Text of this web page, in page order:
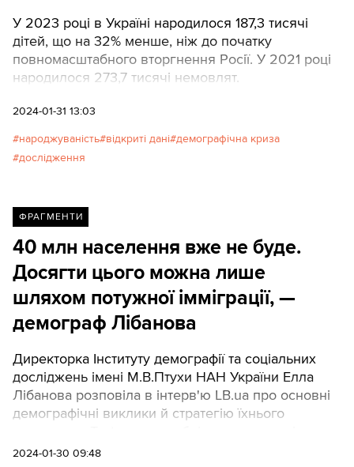
У 2023 році в Україні народилося 187,3 тисячі
дітей, що на 32% менше, ніж до початку
повномасштабного вторгнення Росії. У 2021 році
народилося 273,7 тисячі немовлят.
2024-01-31 13:03
народжуваність відкриті дані демографічна криза
дослідження
ФРАГМЕНТИ
40 млн населення вже не буде.
Досягти цього можна лише
шляхом потужної імміграції, —
демограф Лібанова
Директорка Інституту демографії та соціальних
досліджень імені М.В.Птухи НАН України Елла
Лібанова розповіла в інтерв'ю LB.ua про основні
демографічні виклики й стратегію їхнього
науковиці.
2024-01-30 09:48